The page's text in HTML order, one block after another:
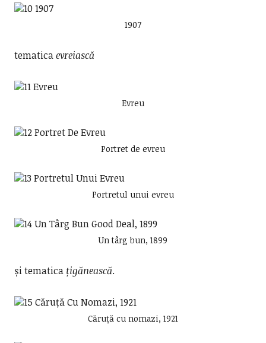
1907
tematicaevreiască
Evreu
Portret de evreu
Portretul unui evreu
Un târg bun, 1899
și tematicațigănească.
Căruță cu nomazi, 1921